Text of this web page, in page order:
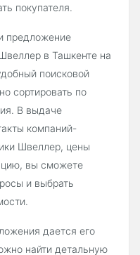
покупателя.
предложение
в Ташкенте на
поисковой
сортировать по
В выдаче
компаний-
Швеллер, цены
вы сможете
и выбрать
дается его
найти детальную